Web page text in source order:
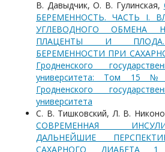
В. Давыдчик, О. В. Гулинская,
БЕРЕМЕННОСТЬ. ЧАСТЬ I.
УГЛЕВОДНОГО ОБМЕНА
ПЛАЦЕНТЫ И ПЛОДА.
БЕРЕМЕННОСТИ ПРИ
Гродненского
университета: Том 15
Гродненского
университета
С. В. Тишковский, Л. В.
СОВРЕМЕННАЯ
ДАЛЬНЕЙШИЕ
САХАРНОГО ДИАБЕТА